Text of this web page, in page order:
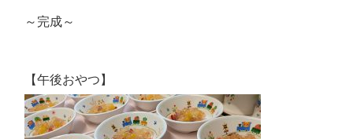
～完成～
【午後おやつ】